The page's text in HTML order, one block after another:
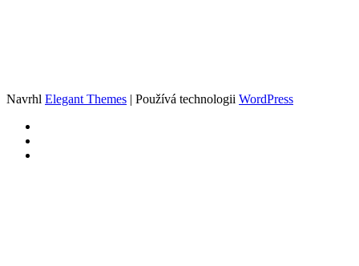
Navrhl Elegant Themes | Používá technologii WordPress